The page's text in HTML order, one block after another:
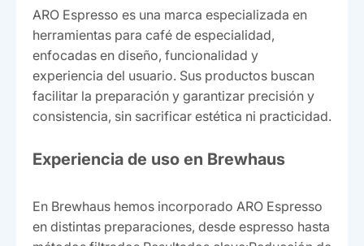
ARO Espresso es una marca especializada en
herramientas para café de especialidad,
enfocadas en diseño, funcionalidad y
experiencia del usuario. Sus productos buscan
facilitar la preparación y garantizar precisión y
consistencia, sin sacrificar estética ni practicidad.
Experiencia de uso en Brewhaus
En Brewhaus hemos incorporado ARO Espresso
en distintas preparaciones, desde espresso hasta